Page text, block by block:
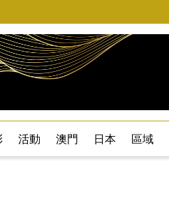
活動 澳門 日本 區域